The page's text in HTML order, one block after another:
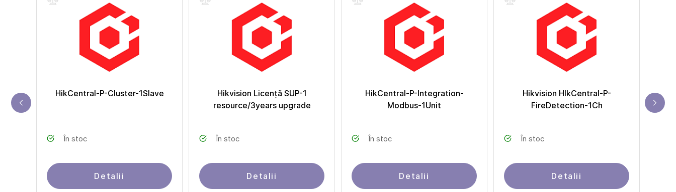
HikCentral-P-Cluster-1Slave
În stoc
Detalii
Hikvision Licență SUP-1
resource/3years upgrade
În stoc
Detalii
HikCentral-P-Integration-
Modbus-1Unit
În stoc
Detalii
Hikvision HIkCentral-P-
FireDetection-1Ch
În stoc
Detalii